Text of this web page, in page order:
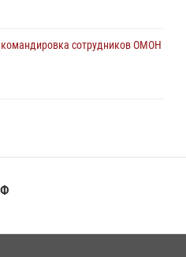
сотрудников ОМОН
к 105-летию Центрального